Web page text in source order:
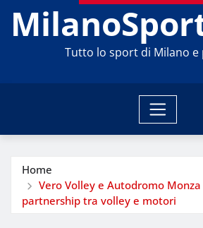
Tutto lo sport di Milano e
Home
Vero Volley e Autodromo
partnership tra volley e motori